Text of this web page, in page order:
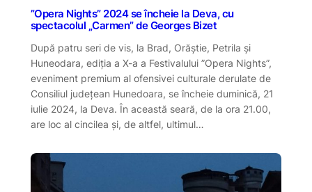
”Opera Nights” 2024 se încheie la Deva, cu
spectacolul „Carmen” de Georges Bizet
După patru seri de vis, la Brad, Orăștie, Petrila și
Huneodara, ediția a X-a a Festivalului ”Opera Nights”,
eveniment premium al ofensivei culturale derulate de
Consiliul județean Hunedoara, se încheie duminică, 21
iulie 2024, la Deva. În această seară, de la ora 21.00,
are loc al cincilea și, de altfel, ultimul…